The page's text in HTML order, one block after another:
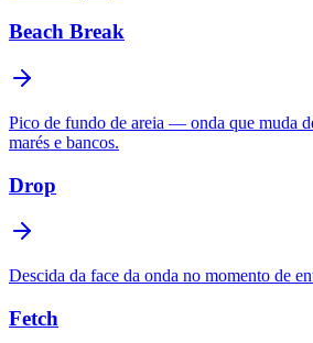
Beach Break
Pico de fundo de areia — onda que muda
marés e bancos.
Drop
Descida da face da onda no momento de
Fetch